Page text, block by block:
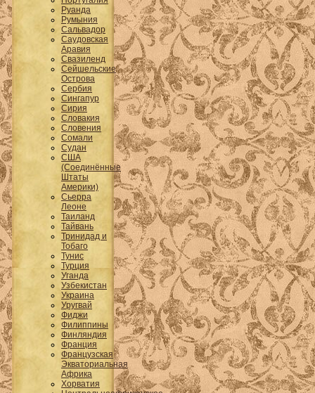
Руанда
Румыния
Сальвадор
Саудовская
Аравия
Свазиленд
Сейшельские
Острова
Сербия
Сингапур
Сирия
Словакия
Словения
Сомали
Судан
США
(Соединённые
Штаты
Америки)
Сьерра
Леоне
Таиланд
Тайвань
Тринидад и
Тобаго
Тунис
Турция
Уганда
Узбекистан
Украина
Уругвай
Фиджи
Филиппины
Финляндия
Франция
Французская
Экваториальная
Африка
Хорватия